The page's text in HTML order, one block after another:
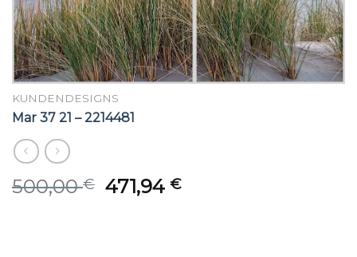
KUNDENDESIGNS
Mar 37 21 – 2214481
500,00€ Original
471,94€Current